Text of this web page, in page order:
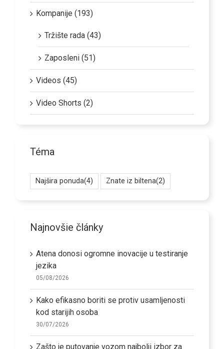
Kompanije (193)
Tržište rada (43)
Zaposleni (51)
Videos (45)
Video Shorts (2)
Téma
Najšira ponuda(4) Znate iz biltena(2)
Najnovšie články
Atena donosi ogromne inovacije u testiranje
jezika
05/08/2026
Kako efikasno boriti se protiv usamljenosti
kod starijih osoba
30/07/2026
Zašto je putovanje vozom najbolji izbor za